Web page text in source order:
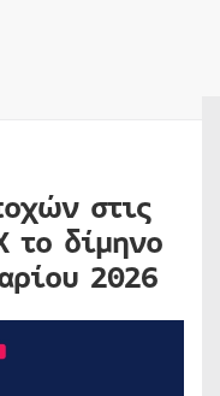
στις
το δίμηνο
2026